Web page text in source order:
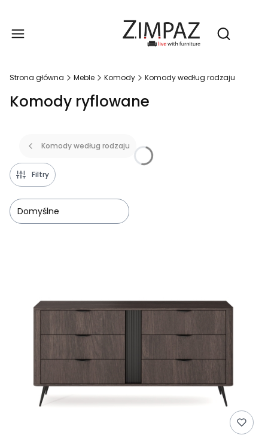
Otwórz
Strona główna Meble Komody Komody według rodzaju
Komody ryflowane
Komody według rodzaju
Filtry
Domyślne